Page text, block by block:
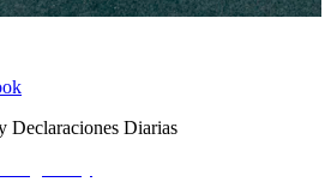
Declaraciones Diarias